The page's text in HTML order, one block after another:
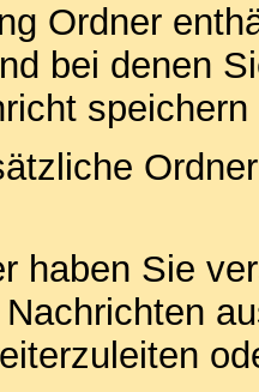
Ordner
bei denen
haben Sie